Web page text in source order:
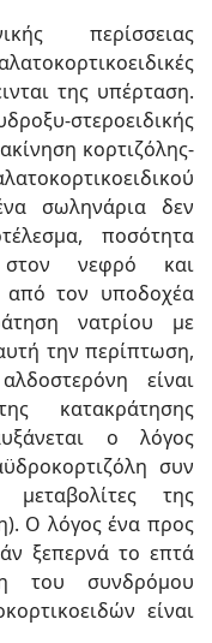
περίσσειας
της υπέρταση.
στεροειδικής
κορτιζόλης-
σωληνάρια δεν
ποσότητα
στον νεφρό και
από τον υποδοχέα
νατρίου με
την περίπτωση,
είναι
κατακράτησης
ο λόγος
συν
μεταβολίτες της
Ο λόγος ένα προς
ξεπερνά το επτά
του συνδρόμου
είναι